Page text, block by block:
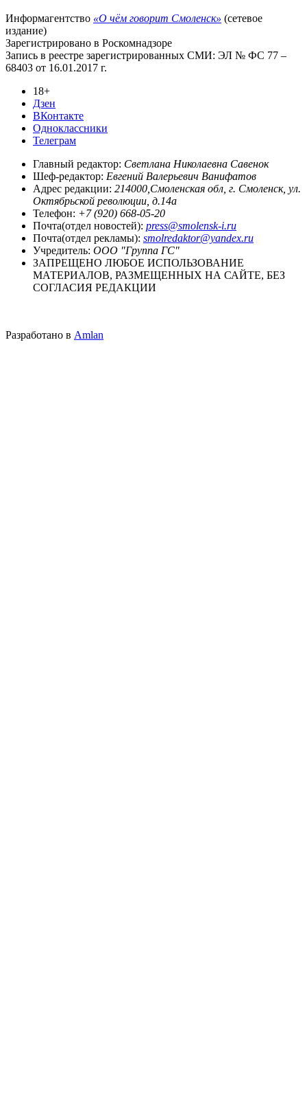
Информагентство «О чём говорит Смоленск» (сетевое
издание)
Зарегистрировано в Роскомнадзоре
Запись в реестре зарегистрированных СМИ: ЭЛ № ФС 77 –
68403 от 16.01.2017 г.
18+
Дзен
ВКонтакте
Одноклассники
Телеграм
Главный редактор: Светлана Николаевна Савенок
Шеф-редактор: Евгений Валерьевич Ванифатов
Адрес редакции: 214000,Смоленская обл, г. Смоленск, ул.
Октябрьской революции, д.14а
Телефон: +7 (920) 668-05-20
Почта(отдел новостей): press@smolensk-i.ru
Почта(отдел рекламы): smolredaktor@yandex.ru
Учредитель: ООО "Группа ГС"
ЗАПРЕЩЕНО ЛЮБОЕ ИСПОЛЬЗОВАНИЕ
МАТЕРИАЛОВ, РАЗМЕЩЕННЫХ НА САЙТЕ, БЕЗ
СОГЛАСИЯ РЕДАКЦИИ
Разработано в Amlan